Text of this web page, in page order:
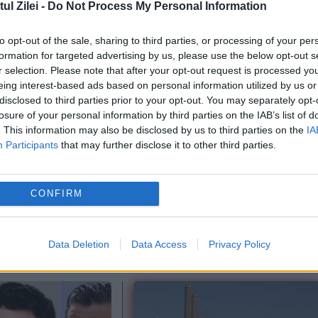
Zilei - Do Not Process My Personal Information
opt-out of the sale, sharing to third parties, or processing of your
for targeted advertising by us, please use the below opt-out
selection. Please note that after your opt-out request is processed
interest-based ads based on personal information utilized by us
to third parties prior to your opt-out. You may separately
of your personal information by third parties on the IAB’s list of
This information may also be disclosed by us to third parties on the
Participants that may further disclose it to other third parties.
CONFIRM
Data Deletion Data Access Privacy Policy
le înțeleg greșit și ajung să plătească
nu îl cunosc. Când se pot pierde zilele de